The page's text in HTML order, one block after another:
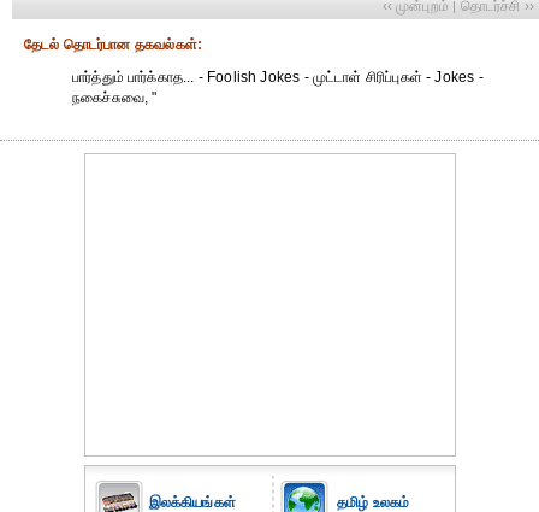
‹‹ முன்புறம் | தொடர்ச்சி ››
தேட‌ல் தொட‌ர்பான தகவ‌ல்க‌ள்:
பார்த்தும் பார்க்காத... - Foolish Jokes - முட்டாள் சிரிப்புகள் - Jokes -
நகைச்சுவை, "
இலக்கியங்கள் தமிழ் உலகம்